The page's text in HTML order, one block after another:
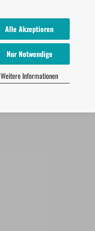
Alle Akzeptieren
Nur Notwendige
Weitere Informationen